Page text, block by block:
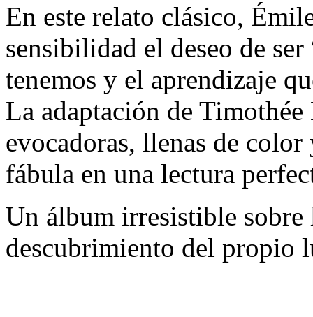
En este relato clásico,
sensibilidad el deseo de
tenemos y el aprendizaje
La adaptación de
evocadoras, llenas de
fábula en una lectura
Un álbum irresistible
descubrimiento del propio